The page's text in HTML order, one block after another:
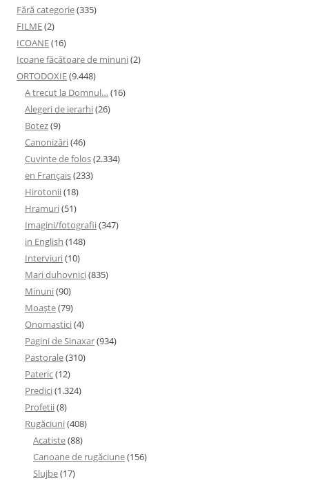
Fără categorie(335)
FILME(2)
ICOANE(16)
Icoane făcătoare de minuni(2)
ORTODOXIE(9.448)
A trecut la Domnul… (16)
Alegeri de ierarhi(26)
Botez(9)
Canonizări(46)
Cuvinte de folos(2.334)
en Français(233)
Hirotonii(18)
Hramuri(51)
Imagini/fotografii(347)
in English (148)
Interviuri(10)
Mari duhovnici(835)
Minuni(90)
Moaşte(79)
Onomastici(4)
Pagini de Sinaxar(934)
Pastorale(310)
Pateric(12)
Predici(1.324)
Profetii(8)
Rugăciuni(408)
Acatiste(88)
Canoane de rugăciune(156)
Slujbe(17)